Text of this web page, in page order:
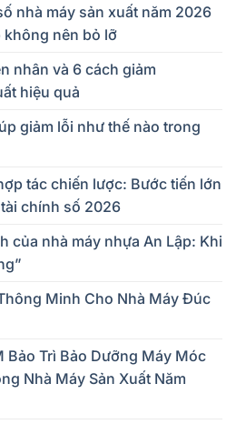
nhà máy sản xuất năm 2026
không nên bỏ lỡ
nhân và 6 cách giảm
hiệu quả
giảm lỗi như thế nào trong
tác chiến lược: Bước tiến lớn
chính số 2026
của nhà máy nhựa An Lập: Khi
Minh Cho Nhà Máy Đúc
Bảo Trì Bảo Dưỡng Máy Móc
Nhà Máy Sản Xuất Năm